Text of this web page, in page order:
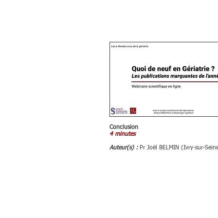
Conclusion
4 minutes
Auteur(s) : Pr Joël BELMIN (Ivry-sur-